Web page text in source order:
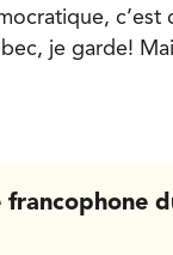
c’est
je garde!
francophone